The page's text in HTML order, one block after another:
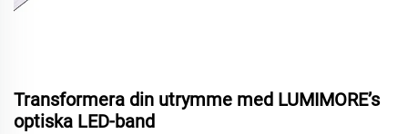
Transformera din utrymme med LUMIMORE’s
optiska LED-band